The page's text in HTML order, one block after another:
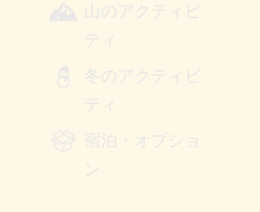
山のアクティビ
ティ
冬のアクティビ
ティ
宿泊・オプショ
ン